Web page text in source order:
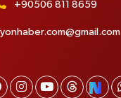
+90506 811 8659